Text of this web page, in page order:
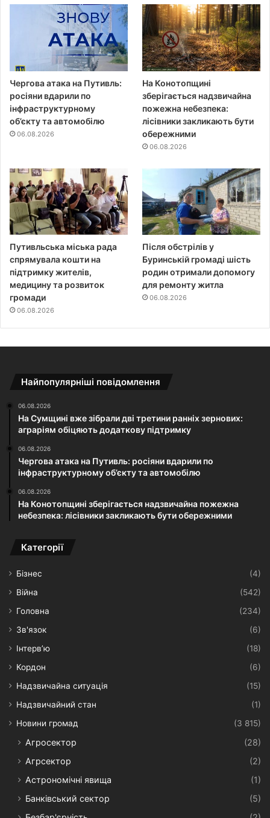
Чергова атака на Путивль:
росіяни вдарили по
інфраструктурному
об’єкту та автомобілю
06.08.2026
На Конотопщині
зберігається надзвичайна
пожежна небезпека:
лісівники закликають бути
обережними
06.08.2026
Путивльська міська рада
спрямувала кошти на
підтримку жителів,
медицину та розвиток
громади
06.08.2026
Після обстрілів у
Буринській громаді шість
родин отримали допомогу
для ремонту житла
06.08.2026
Найпопулярніші повідомлення
06.08.2026
На Сумщині вже зібрали дві третини ранніх зернових:
аграріям обіцяють додаткову підтримку
06.08.2026
Чергова атака на Путивль: росіяни вдарили по
інфраструктурному об’єкту та автомобілю
06.08.2026
На Конотопщині зберігається надзвичайна пожежна
небезпека: лісівники закликають бути обережними
Категорії
Бізнес
(4)
Війна
(542)
Головна
(234)
Зв'язок
(6)
Інтерв’ю
(18)
Кордон
(6)
Надзвичайна ситуація
(15)
Надзвичайний стан
(1)
Новини громад
(3 815)
Агросектор
(28)
Агрсектор
(2)
Астрономічні явища
(1)
Банківський сектор
(5)